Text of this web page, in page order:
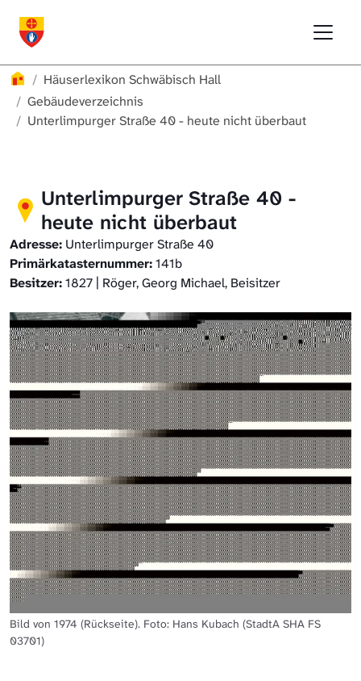
Häuserlexikon
Häuserlexikon Schwäbisch Hall
Gebäudeverzeichnis
Unterlimpurger Straße 40 - heute nicht überbaut
Unterlimpurger Straße 40 -
heute nicht überbaut
Adresse: Unterlimpurger Straße 40
Primärkatasternummer:141b
Besitzer:1827 | Röger, Georg Michael, Beisitzer
Bild von 1974 (Rückseite). Foto: Hans Kubach (StadtA SHA FS
03701)
Häuserlexikon Steinbach